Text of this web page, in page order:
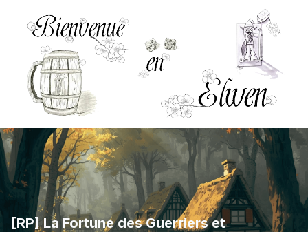
[RP] La Fortune des Guerriers et